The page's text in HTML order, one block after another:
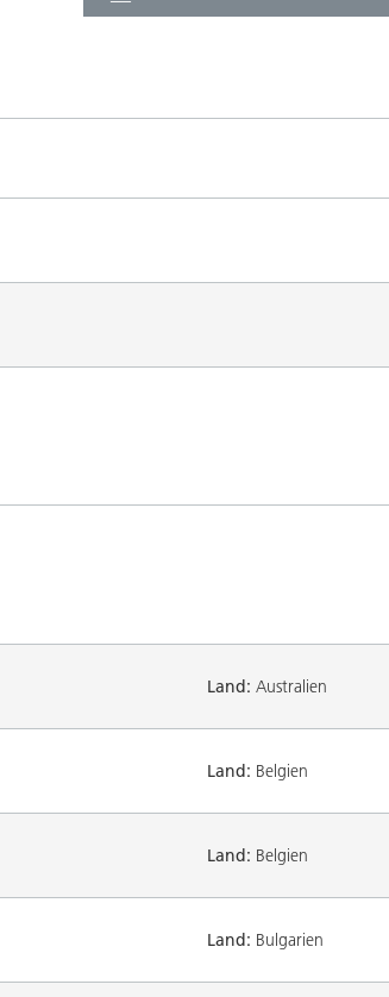
Land: Australien
Land: Belgien
Land: Belgien
Land: Bulgarien